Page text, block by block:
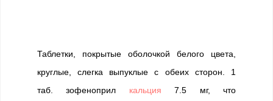
Таблетки, покрытые оболочкой белого цвета,
круглые, слегка выпуклые с обеих сторон. 1
таб. зофеноприл кальция 7.5 мг, что